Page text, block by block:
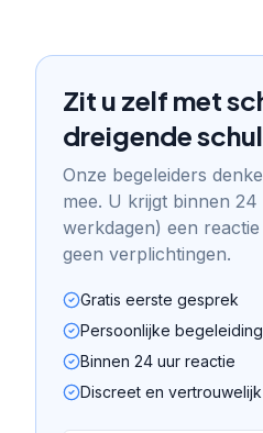
Zit u zelf met
dreigende
Onze begeleiders
mee. U krijgt binnen
werkdagen) een
geen verplichtingen.
Gratis eerste gesprek
Persoonlijke begeleiding
Binnen 24 uur reactie
Discreet en vertrouwelijk